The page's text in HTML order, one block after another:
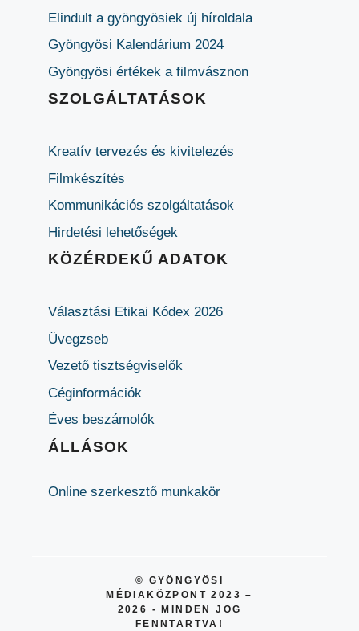
Elindult a gyöngyösiek új híroldala
Gyöngyösi Kalendárium 2024
Gyöngyösi értékek a filmvásznon
SZOLGÁLTATÁSOK
Kreatív tervezés és kivitelezés
Filmkészítés
Kommunikációs szolgáltatások
Hirdetési lehetőségek
KÖZÉRDEKŰ ADATOK
Választási Etikai Kódex 2026
Üvegzseb
Vezető tisztségviselők
Céginformációk
Éves beszámolók
ÁLLÁSOK
Online szerkesztő munkakör
© GYÖNGYÖSI
MÉDIAKÖZPONT 2023 –
2026 - MINDEN JOG
FENNTARTVA!